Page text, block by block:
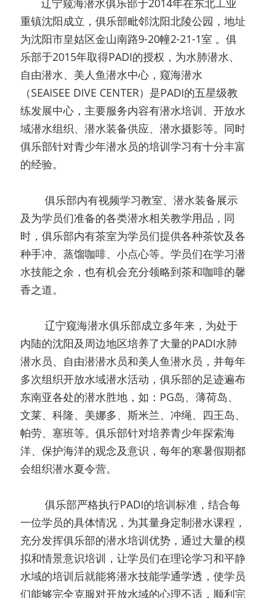
重镇沈阳成立，俱乐部毗邻沈阳北陵公园，地址
为沈阳市皇姑区金山南路9-20幢2-21-1室 。俱
乐部于2015年取得PADI的授权，为水肺潜水、
自由潜水、美人鱼潜水中心，窥海潜水
（SEAISEE DIVE CENTER）是PADI的五星级教
练发展中心，主要服务内容有潜水培训、开放水
域潜水组织、潜水装备供应、潜水摄影等。同时
俱乐部针对青少年潜水员的培训学习有十分丰富
的经验。
俱乐部内有视频学习教室、潜水装备展示
及为学员们准备的各类潜水相关教学用品，同
时，俱乐部内有茶室为学员们提供各种茶饮及各
种手冲、蒸馏咖啡、小点心等。学员们在学习潜
水技能之余，也有机会充分领略到茶和咖啡的馨
香之道。
辽宁窥海潜水俱乐部成立多年来，为处于
内陆的沈阳及周边地区培养了大量的PADI水肺
潜水员、自由潜潜水员和美人鱼潜水员，并每年
多次组织开放水域潜水活动，俱乐部的足迹遍布
东南亚各处的潜水胜地，如：PG岛、薄荷岛、
文莱、科隆、美娜多、斯米兰、冲绳、四王岛、
帕劳、塞班等。俱乐部针对培养青少年探索海
洋、保护海洋的观念及意识，每年的寒暑假期都
会组织潜水夏令营。
俱乐部严格执行PADI的培训标准，结合每
一位学员的具体情况，为其量身定制潜水课程，
充分发挥俱乐部的潜水培训优势，通过大量的模
拟和情景意识培训，让学员们在理论学习和平静
水域的培训后就能将潜水技能学通学透，使学员
们能够完全克服对开放水域的心理不适，顺利完